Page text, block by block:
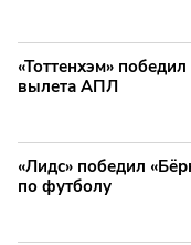
«Тоттенхэм»
вылета АПЛ
«Лидс» победил
по футболу